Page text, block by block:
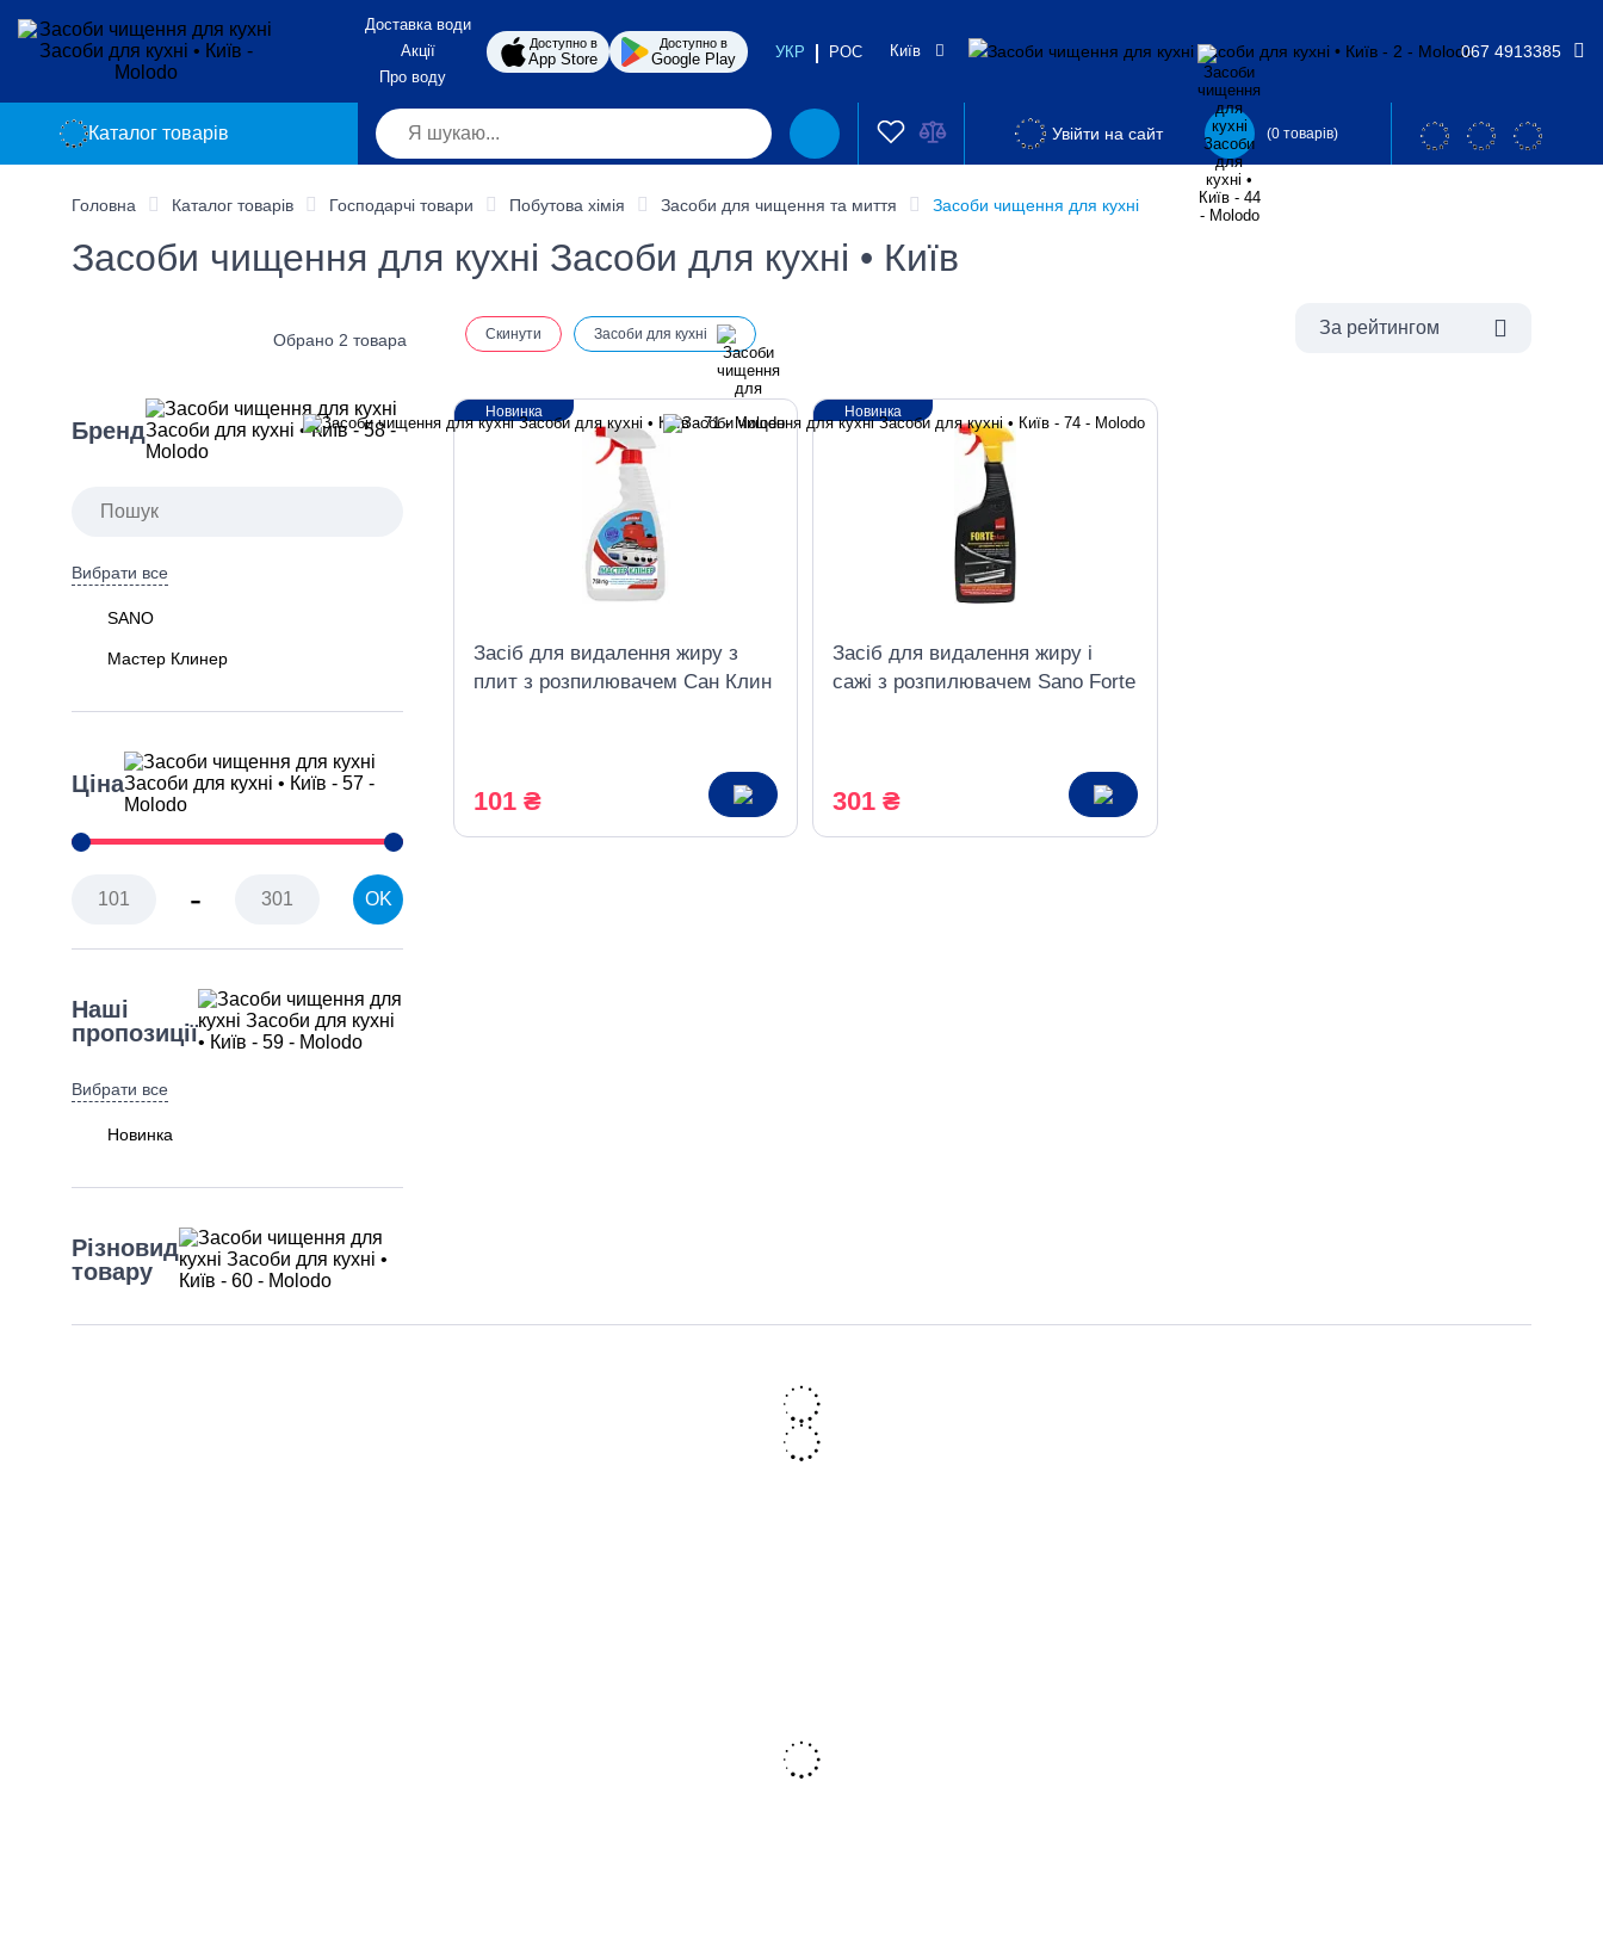
Доставка води
Акції
Про воду
Доступно в
App Store
Доступно в
Google Play УКР РОС Київ 067 4913385
Каталог товарів Увійти на сайт (0 товарів)
Головна Каталог товарів Господарчі товари Побутова хімія Засоби для чищення та миття Засоби чищення для кухні
Засоби чищення для кухні Засоби для кухні • Київ
Ціна
- OK
Бренд
Вибрати все
SANO
Мaстeр Клинер
Наші
пропозиції
Вибрати все
Новинка
Різновид
товару
Відмінити все
За рейтингом
Обрано 2 товара Скинути Засоби для кухні
Засіб для видалення жиру з
плит з розпилювачем Сан Клин
101 ₴
Новинка
Засіб для видалення жиру і
сажі з розпилювачем Sano Forte
301 ₴
Новинка